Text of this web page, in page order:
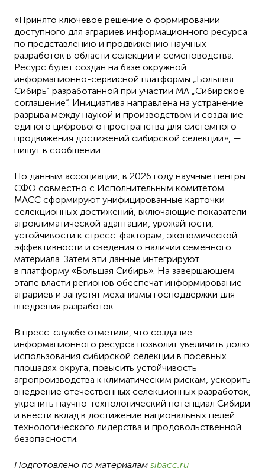
«Принято ключевое решение о формировании
доступного для аграриев информационного ресурса
по представлению и продвижению научных
разработок в области селекции и семеноводства.
Ресурс будет создан на базе окружной
информационно-сервисной платформы „Большая
Сибирь“ разработанной при участии МА „Сибирское
соглашение“. Инициатива направлена на устранение
разрыва между наукой и производством и создание
единого цифрового пространства для системного
продвижения достижений сибирской селекции», —
пишут в сообщении.
По данным ассоциации, в 2026 году научные центры
СФО совместно с Исполнительным комитетом
МАСС сформируют унифицированные карточки
селекционных достижений, включающие показатели
агроклиматической адаптации, урожайности,
устойчивости к стресс-факторам, экономической
эффективности и сведения о наличии семенного
материала. Затем эти данные интегрируют
в платформу «Большая Сибирь». На завершающем
этапе власти регионов обеспечат информирование
аграриев и запустят механизмы господдержки для
внедрения разработок.
В пресс-службе отметили, что создание
информационного ресурса позволит увеличить долю
использования сибирской селекции в посевных
площадях округа, повысить устойчивость
агропроизводства к климатическим рискам, ускорить
внедрение отечественных селекционных разработок,
укрепить научно-технологический потенциал Сибири
и внести вклад в достижение национальных целей
технологического лидерства и продовольственной
безопасности.
Подготовлено по материалам sibacc.ru